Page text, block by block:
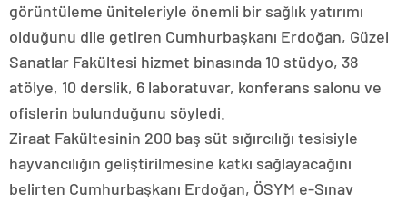
görüntüleme üniteleriyle önemli bir sağlık yatırımı
olduğunu dile getiren Cumhurbaşkanı Erdoğan, Güzel
Sanatlar Fakültesi hizmet binasında 10 stüdyo, 38
atölye, 10 derslik, 6 laboratuvar, konferans salonu ve
ofislerin bulunduğunu söyledi.
Ziraat Fakültesinin 200 baş süt sığırcılığı tesisiyle
hayvancılığın geliştirilmesine katkı sağlayacağını
belirten Cumhurbaşkanı Erdoğan, ÖSYM e-Sınav